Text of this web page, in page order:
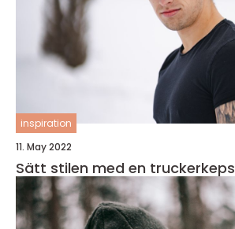
inspiration
11. May 2022
Sätt stilen med en truckerkeps